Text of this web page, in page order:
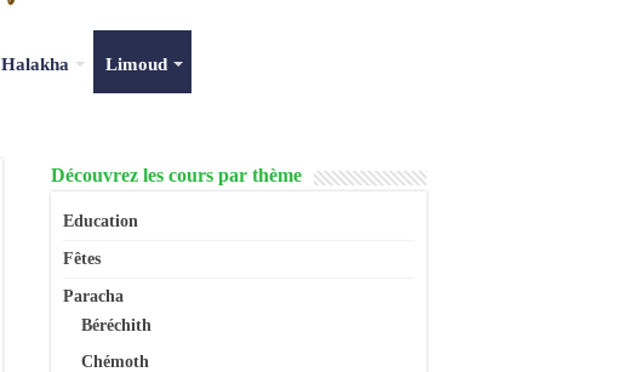
Halakha Limoud
Découvrez les cours par thème
Education
Fêtes
Paracha
Béréchith
Chémoth